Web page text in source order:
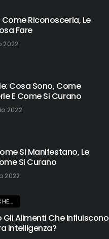
Riconoscerla, Le
Fare
2022
Cosa Sono, Come
E Come Si Curano
2022
Si Manifestano, Le
Si Curano
2022
Gli Alimenti Che Influiscono
Intelligenza?